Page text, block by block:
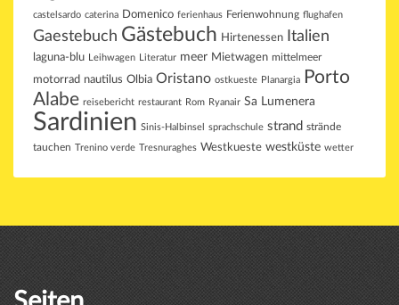
castelsardo caterina Domenico ferienhaus Ferienwohnung flughafen
Gaestebuch Gästebuch Hirtenessen Italien
laguna-blu Leihwagen Literatur meer Mietwagen mittelmeer
motorrad nautilus Olbia Oristano ostkueste Planargia
Porto
Alabe reisebericht restaurant Rom Ryanair Sa Lumenera
Sardinien Sinis-Halbinsel sprachschule strand strände
tauchen Trenino verde Tresnuraghes Westkueste westküste wetter